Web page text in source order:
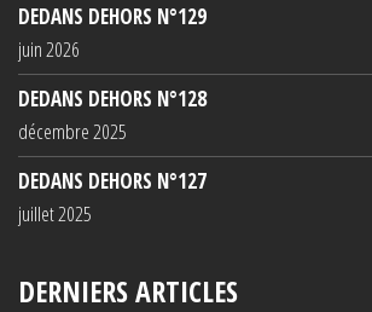
DEDANS DEHORS N°129
juin 2026
DEDANS DEHORS N°128
décembre 2025
DEDANS DEHORS N°127
juillet 2025
DERNIERS ARTICLES